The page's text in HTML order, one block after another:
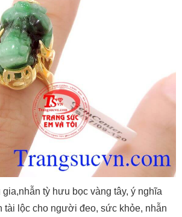
tỳ hưu bọc vàng tây, ý nghĩa
tài lộc cho người đeo, sức khỏe, nhẫn